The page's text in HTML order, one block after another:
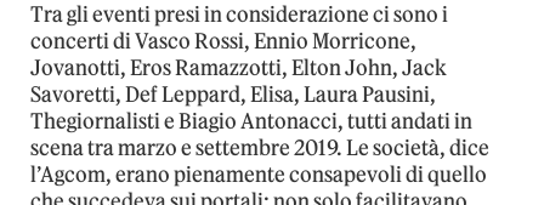
Tra gli eventi presi in considerazione ci sono i
concerti di Vasco Rossi, Ennio Morricone,
Jovanotti, Eros Ramazzotti, Elton John, Jack
Savoretti, Def Leppard, Elisa, Laura Pausini,
Thegiornalisti e Biagio Antonacci, tutti andati in
scena tra marzo e settembre 2019. Le società, dice
l’Agcom, erano pienamente consapevoli di quello